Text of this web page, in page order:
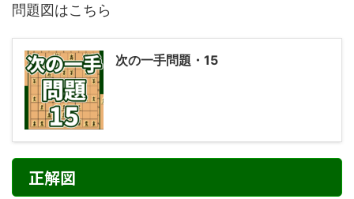
問題図はこちら
次の一手問題・15
正解図